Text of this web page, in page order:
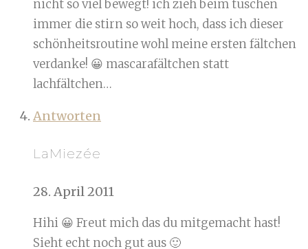
nicht so viel bewegt! ich zieh beim tuschen
immer die stirn so weit hoch, dass ich dieser
schönheitsroutine wohl meine ersten fältchen
verdanke! 😀 mascarafältchen statt
lachfältchen…
Antworten
LaMiezée
28. April 2011
Hihi 😀 Freut mich das du mitgemacht hast!
Sieht echt noch gut aus 🙂